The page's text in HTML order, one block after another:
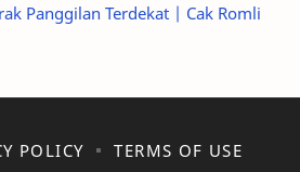
Panggilan Terdekat | Cak Romli
POLICY
TERMS OF USE